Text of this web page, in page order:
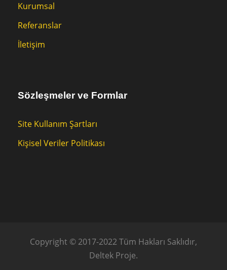
Kurumsal
Referanslar
İletişim
Sözleşmeler ve Formlar
Site Kullanım Şartları
Kişisel Veriler Politikası
Copyright © 2017-2022 Tüm Hakları Saklıdır,
Deltek Proje.